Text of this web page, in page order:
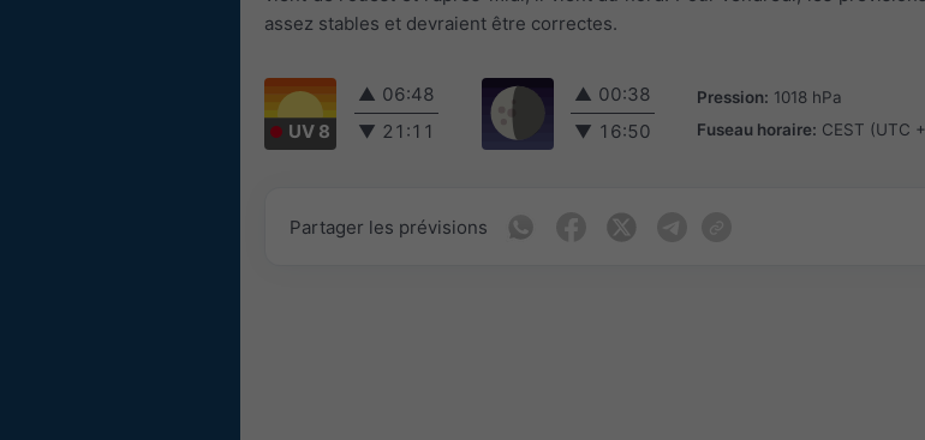
assez stables et devraient être correctes.
UV 8
▲ 06:48
▼ 21:11
▲ 00:38
▼ 16:50
Pression: 1018 hPa
Fuseau horaire: CEST (UTC
Partager les prévisions